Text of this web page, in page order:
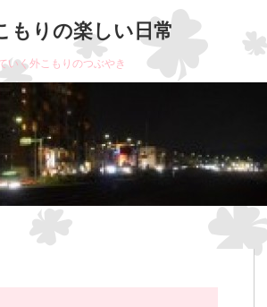
もりの楽しい日常
いく外こもりのつぶやき